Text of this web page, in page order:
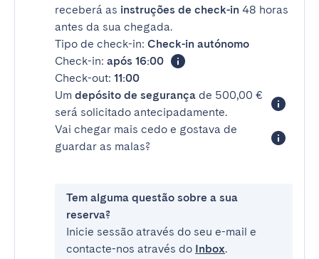
receberá as instruções de check-in 48 horas
antes da sua chegada.
Tipo de check-in: Check-in autónomo
Check-in: após 16:00
Check-out: 11:00
Um depósito de segurança de 500,00 €
será solicitado antecipadamente.
Vai chegar mais cedo e gostava de
guardar as malas?
Tem alguma questão sobre a sua
reserva?
Inicie sessão através do seu e-mail e
contacte-nos através do Inbox.